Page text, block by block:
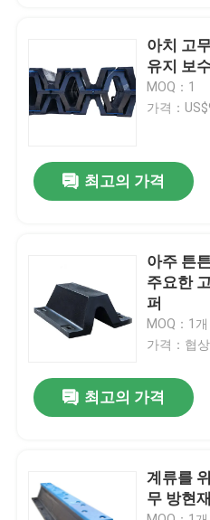
비디오
우리 에 관한 것
품질 관리
인용 을 요청 하십시오
플랫폼 고무 방현재
공기 고무 방현재
아치 고
유지 보
MOQ：1
가격：
최고의 가격
아주 튼
주요한
퍼
MOQ：1
가격：협
최고의 가격
계류를
무 방현